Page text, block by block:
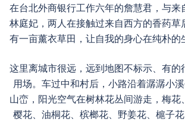
在台北外商银行工作六年的詹慧君，与来
林庭妃，两人在接触过来自西方的香药草
有一亩薰衣草田，让自我的身心在纯朴的
这里离城市很远，远到地图不标示、有的
用场。车过中和村后，小路沿着潺潺小
山峦，阳光空气在树林花丛间游走，梅花
樱花、油桐花、槟榔花、野姜花、槴子